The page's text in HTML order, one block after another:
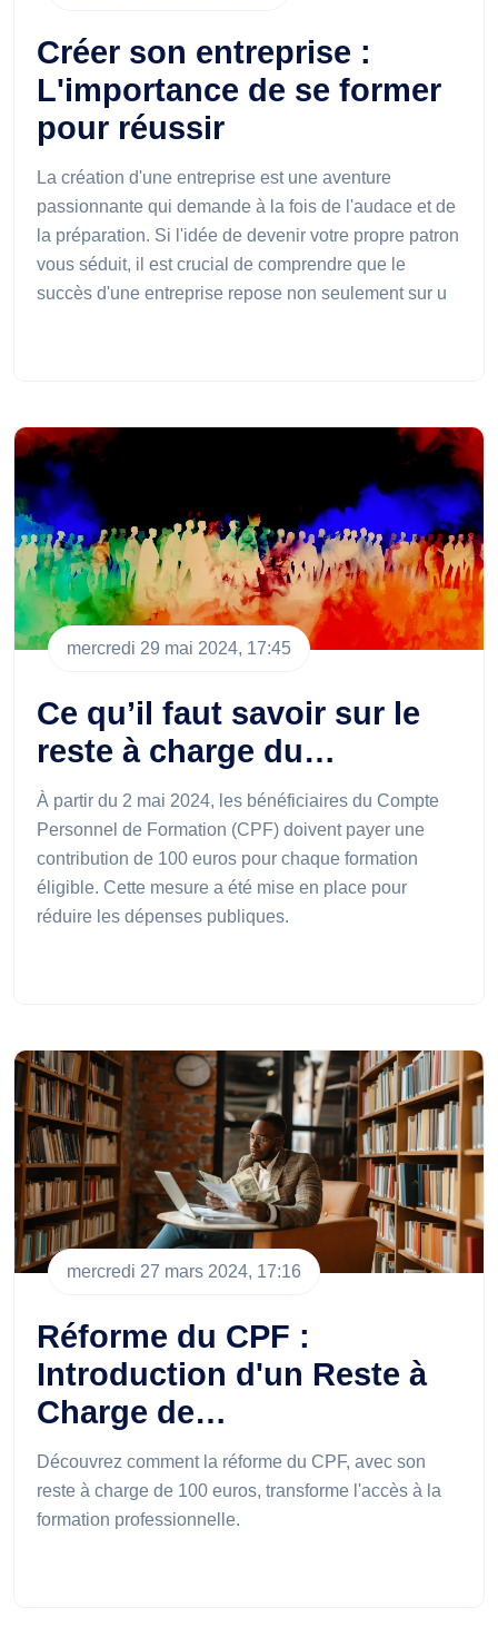
Créer son entreprise :
L'importance de se former
pour réussir
La création d'une entreprise est une aventure
passionnante qui demande à la fois de l'audace et de
la préparation. Si l'idée de devenir votre propre patron
vous séduit, il est crucial de comprendre que le
succès d'une entreprise repose non seulement sur u
mercredi 29 mai 2024, 17:45
Ce qu’il faut savoir sur le
reste à charge du…
À partir du 2 mai 2024, les bénéficiaires du Compte
Personnel de Formation (CPF) doivent payer une
contribution de 100 euros pour chaque formation
éligible. Cette mesure a été mise en place pour
réduire les dépenses publiques.
mercredi 27 mars 2024, 17:16
Réforme du CPF :
Introduction d'un Reste à
Charge de…
Découvrez comment la réforme du CPF, avec son
reste à charge de 100 euros, transforme l'accès à la
formation professionnelle.